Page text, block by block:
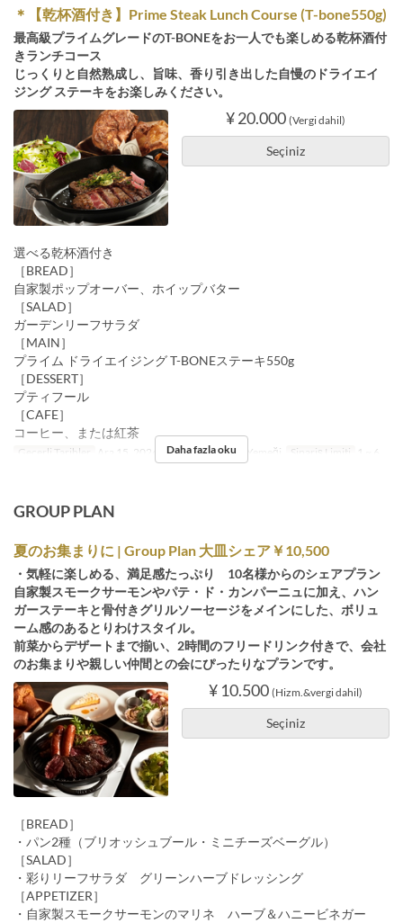
＊【乾杯酒付き】Prime Steak Lunch Course (T-bone550g)
最高級プライムグレードのT-BONEをお一人でも楽しめる乾杯酒付
きランチコース
じっくりと自然熟成し、旨味、香り引き出した自慢のドライエイ
ジング ステーキをお楽しみください。
¥ 20.000 (Vergi dahil)
Seçiniz
選べる乾杯酒付き
［BREAD］
自家製ポップオーバー、ホイップバター
［SALAD］
ガーデンリーフサラダ
［MAIN］
プライム ドライエイジング T-BONEステーキ550g
［DESSERT］
プティフール
［CAFE］
コーヒー、または紅茶
Geçerli Tarihler Ara 15, 2024 ~ Öğünler Öğle Yemeği Sipariş Limiti 1 ~ 6
Daha fazla oku
GROUP PLAN
夏のお集まりに | Group Plan 大皿シェア￥10,500
・気軽に楽しめる、満足感たっぷり 10名様からのシェアプラン
自家製スモークサーモンやパテ・ド・カンパーニュに加え、ハン
ガーステーキと骨付きグリルソーセージをメインにした、ボリュ
ーム感のあるとりわけスタイル。
前菜からデザートまで揃い、2時間のフリードリンク付きで、会社
のお集まりや親しい仲間との会にぴったりなプランです。
¥ 10.500 (Hizm.&vergi dahil)
Seçiniz
［BREAD］
・パン2種（ブリオッシュブール・ミニチーズベーグル）
［SALAD］
・彩りリーフサラダ グリーンハーブドレッシング
［APPETIZER］
・自家製スモークサーモンのマリネ ハーブ＆ハニービネガー